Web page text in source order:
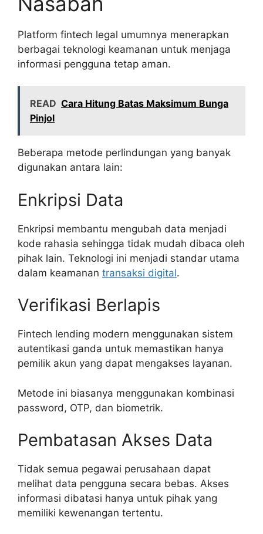
Platform fintech legal umumnya menerapkan
berbagai teknologi keamanan untuk menjaga
informasi pengguna tetap aman.
READ Cara Hitung Batas Maksimum Bunga
Pinjol
Beberapa metode perlindungan yang banyak
digunakan antara lain:
Enkripsi Data
Enkripsi membantu mengubah data menjadi
kode rahasia sehingga tidak mudah dibaca oleh
pihak lain. Teknologi ini menjadi standar utama
dalam keamanan transaksi digital.
Verifikasi Berlapis
Fintech lending modern menggunakan sistem
autentikasi ganda untuk memastikan hanya
pemilik akun yang dapat mengakses layanan.
Metode ini biasanya menggunakan kombinasi
password, OTP, dan biometrik.
Pembatasan Akses Data
Tidak semua pegawai perusahaan dapat
melihat data pengguna secara bebas. Akses
informasi dibatasi hanya untuk pihak yang
memiliki kewenangan tertentu.